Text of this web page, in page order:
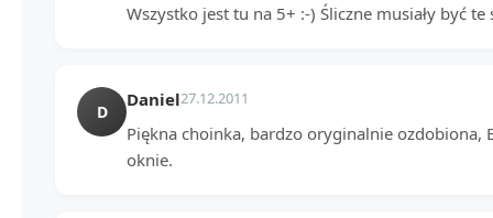
Wszystko jest tu na 5+ :-) Śliczne musiały być te
D
Daniel27.12.2011
Piękna choinka, bardzo oryginalnie ozdobiona,
oknie.